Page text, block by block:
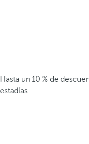
Hasta un 10 % de
estadías